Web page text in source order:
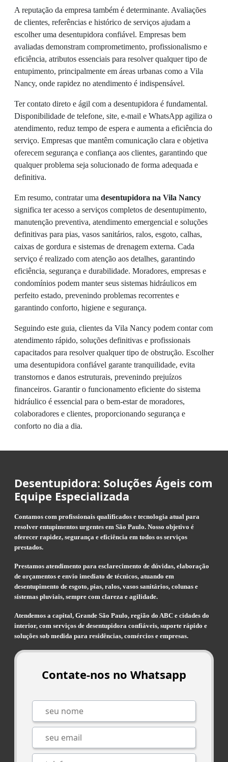
A reputação da empresa também é determinante. Avaliações
de clientes, referências e histórico de serviços ajudam a
escolher uma desentupidora confiável. Empresas bem
avaliadas demonstram comprometimento, profissionalismo e
eficiência, atributos essenciais para resolver qualquer tipo de
entupimento, principalmente em áreas urbanas como a Vila
Nancy, onde rapidez no atendimento é indispensável.
Ter contato direto e ágil com a desentupidora é fundamental.
Disponibilidade de telefone, site, e-mail e WhatsApp agiliza o
atendimento, reduz tempo de espera e aumenta a eficiência do
serviço. Empresas que mantêm comunicação clara e objetiva
oferecem segurança e confiança aos clientes, garantindo que
qualquer problema seja solucionado de forma adequada e
definitiva.
Em resumo, contratar uma desentupidora na Vila Nancy
significa ter acesso a serviços completos de desentupimento,
manutenção preventiva, atendimento emergencial e soluções
definitivas para pias, vasos sanitários, ralos, esgoto, calhas,
caixas de gordura e sistemas de drenagem externa. Cada
serviço é realizado com atenção aos detalhes, garantindo
eficiência, segurança e durabilidade. Moradores, empresas e
condomínios podem manter seus sistemas hidráulicos em
perfeito estado, prevenindo problemas recorrentes e
garantindo conforto, higiene e segurança.
Seguindo este guia, clientes da Vila Nancy podem contar com
atendimento rápido, soluções definitivas e profissionais
capacitados para resolver qualquer tipo de obstrução. Escolher
uma desentupidora confiável garante tranquilidade, evita
transtornos e danos estruturais, prevenindo prejuízos
financeiros. Garantir o funcionamento eficiente do sistema
hidráulico é essencial para o bem-estar de moradores,
colaboradores e clientes, proporcionando segurança e
conforto no dia a dia.
Desentupidora: Soluções Ágeis com
Equipe Especializada
Contamos com profissionais qualificados e tecnologia atual para
resolver entupimentos urgentes em São Paulo. Nosso objetivo é
oferecer rapidez, segurança e eficiência em todos os serviços
prestados.
Prestamos atendimento para esclarecimento de dúvidas, elaboração
de orçamentos e envio imediato de técnicos, atuando em
desentupimento de esgoto, pias, ralos, vasos sanitários, colunas e
sistemas pluviais, sempre com clareza e agilidade.
Atendemos a capital, Grande São Paulo, região do ABC e cidades do
interior, com serviços de desentupidora confiáveis, suporte rápido e
soluções sob medida para residências, comércios e empresas.
Contate-nos no Whatsapp